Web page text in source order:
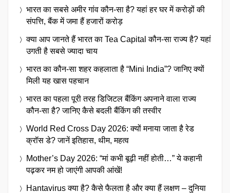
भारत का सबसे अमीर गांव कौन-सा है? यहां हर घर में करोड़ों की
संपत्ति, बैंक में जमा हैं हजारों करोड़
क्या आप जानते हैं भारत का Tea Capital कौन-सा राज्य है? यहां
उगती है सबसे ज्यादा चाय
भारत का कौन-सा शहर कहलाता है “Mini India”? जानिए क्यों
मिली यह खास पहचान
भारत का पहला पूरी तरह डिजिटल बैंकिंग अपनाने वाला राज्य
कौन-सा है? जानिए कैसे बदली बैंकिंग की तस्वीर
World Red Cross Day 2026: क्यों मनाया जाता है रेड
क्रॉस डे? जानें इतिहास, थीम, महत्व
Mother’s Day 2026: “मां कभी बूढ़ी नहीं होती…” ये कहानी
पढ़कर नम हो जाएंगी आपकी आंखें!
Hantavirus क्या है? कैसे फैलता है और क्या हैं लक्षण – दुनिया